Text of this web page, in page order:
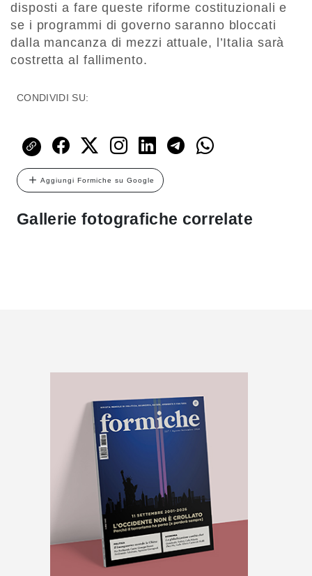
disposti a fare queste riforme costituzionali e
se i programmi di governo saranno bloccati
dalla mancanza di mezzi attuale, l’Italia sarà
costretta al fallimento.
CONDIVIDI SU:
Aggiungi Formiche su Google
Gallerie fotografiche correlate